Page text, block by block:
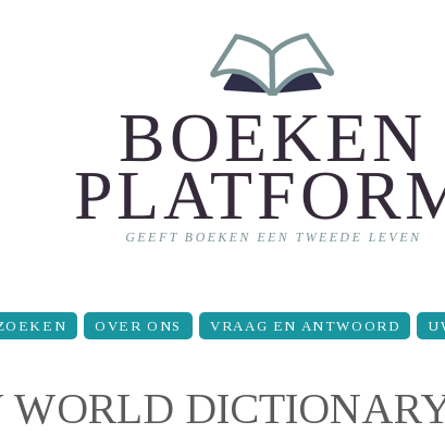
OVER ONS VRAAG EN ANTWOORD
WORLD